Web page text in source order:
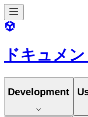
ドキュメン
Development